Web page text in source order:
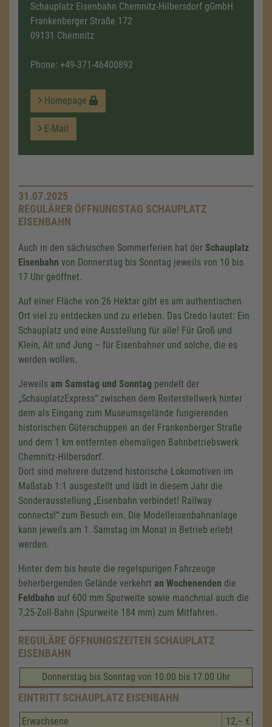
Schauplatz Eisenbahn Chemnitz-Hilbersdorf gGmbH
Frankenberger Straße 172
09131 Chemnitz
Phone: +49-371-46400892
Homepage
E-Mail
31.07.2025
REGULÄRER ÖFFNUNGSTAG SCHAUPLATZ
EISENBAHN
Auch in den sächsischen Sommerferien hat der Schauplatz
Eisenbahn von Donnerstag bis Sonntag jeweils von 10 bis
17 Uhr geöffnet.
Auf einer Fläche von 26 Hektar gibt es am authentischen
Ort viel zu entdecken und zu erleben. Das Credo lautet: Ein
Schauplatz und eine Ausstellung für alle! Für Groß und
Klein, Alt und Jung – für Eisenbahner und solche, die es
werden wollen.
Jeweils am Samstag und Sonntag pendelt der
„SchauplatzExpress“ zwischen dem Reiterstellwerk hinter
dem als Eingang zum Museumsgelände fungierenden
historischen Güterschuppen an der Frankenberger Straße
und dem 1 km entfernten ehemaligen Bahnbetriebswerk
Chemnitz-Hilbersdorf.
Dort sind mehrere dutzend historische Lokomotiven im
Maßstab 1:1 ausgestellt und lädt in diesem Jahr die
Sonderausstellung „Eisenbahn verbindet! Railway
connects!“ zum Besuch ein. Die Modelleisenbahnanlage
kann jeweils am 1. Samstag im Monat in Betrieb erlebt
werden.
Hinter dem bis heute die regelspurigen Fahrzeuge
beherbergenden Gelände verkehrt an Wochenenden die
Feldbahn auf 600 mm Spurweite sowie manchmal auch die
7,25-Zoll-Bahn (Spurweite 184 mm) zum Mitfahren.
REGULÄRE ÖFFNUNGSZEITEN SCHAUPLATZ
EISENBAHN
Donnerstag bis Sonntag von 10.00 bis 17.00 Uhr
EINTRITT SCHAUPLATZ EISENBAHN
Erwachsene 12,– €